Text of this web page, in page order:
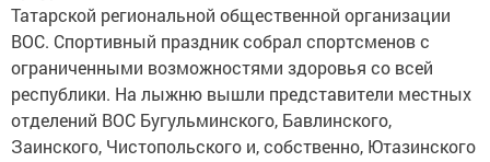
Татарской региональной общественной организации
ВОС. Спортивный праздник собрал спортсменов с
ограниченными возможностями здоровья со всей
республики. На лыжню вышли представители местных
отделений ВОС Бугульминского, Бавлинского,
Заинского, Чистопольского и, собственно, Ютазинского